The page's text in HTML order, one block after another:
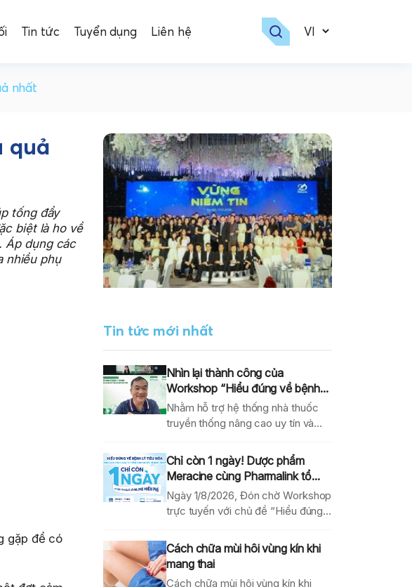
Tin tức Tuyển dụng Liên hệ
nhất
quả
tống đẩy
biệt là ho về
Áp dụng các
nhiều phụ
gặp để có
Tin tức mới nhất
Nhìn lại thành công của
Workshop “Hiểu đúng về bệnh...
Nhằm hỗ trợ hệ thống nhà thuốc
truyền thống nâng cao uy tín và
Chỉ còn 1 ngày! Dược phẩm
Meracine cùng Pharmalink tổ...
Ngày 1/8/2026, Đón chờ Workshop
trực tuyến với chủ đề “Hiểu đúng
Cách chữa mùi hôi vùng kín khi
mang thai
Cách chữa mùi hôi vùng kín khi